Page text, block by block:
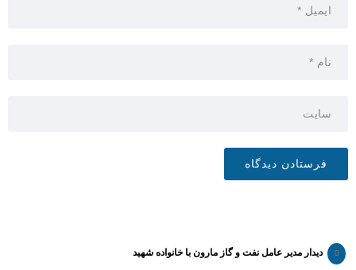
دیدار مدیر عامل نفت و گاز مارون با خانواده شهید